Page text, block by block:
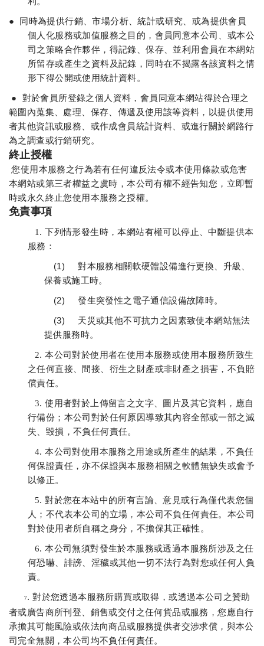
●
同時為提供行銷、市場分析、統計或研究、或為提供會員
個人化服務或加值服務之目的，會員同意本公司、或本公
司之策略合作夥伴，得記錄、保存、並利用會員在本網站
所留存或產生之資料及記錄，同時在不揭露各該資料之情
形下得公開或使用統計資料。
●
對於會員所登錄之個人資料，會員同意本網站得於合理之
範圍內蒐集、處理、保存、傳遞及使用該等資料，以提供使用
者其他資訊或服務、或作成會員統計資料、或進行關於網路行
為之調查或行銷研究。
終止授權
您使用本服務之行為若有任何違反法令或本使用條款或危害
本網站或第三者權益之虞時，本公司有權不經告知您，立即暫
時或永久終止您使用本服務之授權。
免責事項
1.下列情形發生時，本網站有權可以停止、中斷提供本
服務：
(1)
對本服務相關軟硬體設備進行更換、升級、
保養或施工時。
(2)
發生突發性之電子通信設備故障時。
(3)
天災或其他不可抗力之因素致使本網站無法
提供服務時。
2.本公司對於使用者在使用本服務或使用本服務所致生
之任何直接、間接、衍生之財產或非財產之損害，不負賠
償責任。
3.使用者對於上傳留言之文字、圖片及其它資料，應自
行備份；本公司對於任何原因導致其內容全部或一部之滅
失、毀損，不負任何責任。
4.本公司對使用本服務之用途或所產生的結果，不負任
何保證責任，亦不保證與本服務相關之軟體無缺失或會予
以修正。
5.對於您在本站中的所有言論、意見或行為僅代表您個
人；不代表本公司的立場，本公司不負任何責任。本公司
對於使用者所自稱之身分，不擔保其正確性。
6.本公司無須對發生於本服務或透過本服務所涉及之任
何恐嚇、誹謗、淫穢或其他一切不法行為對您或任何人負
責。
7. 對於您透過本服務所購買或取得，或透過本公司之贊助
者或廣告商所刊登、銷售或交付之任何貨品或服務，您應自行
承擔其可能風險或依法向商品或服務提供者交涉求償，與本公
司完全無關，本公司均不負任何責任。